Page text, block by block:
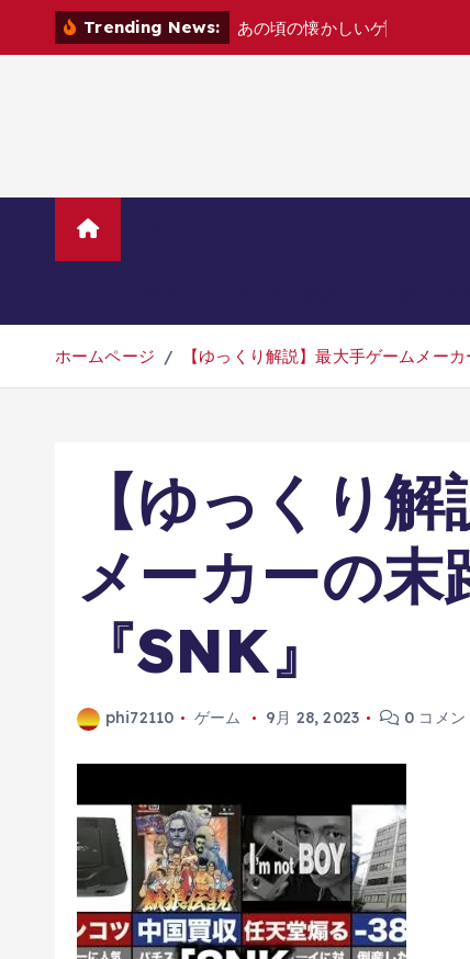
Trending News: あの頃の懐かしいゲ
ホームページ 【ゆっくり解説】最大手ゲームメー
【ゆっくり
メーカーの
『SNK』
phi72110 ゲーム 9月 28, 2023 0 コメン